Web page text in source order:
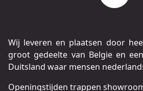
Wij leveren en plaatsen door
groot gedeelte van Belgie en
Duitsland waar mensen
Openingstijden trappen